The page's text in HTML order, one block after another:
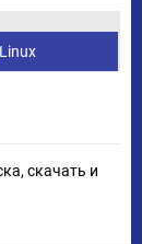
Linux
скачать и